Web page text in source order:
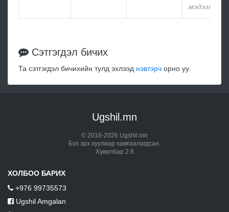
Сэтгэгдэл бичих
Та сэтгэгдэл бичихийн тулд эхлээд нэвтэрч орно уу.
Ugshil.mn
© 2018-2026 Ugshil.mn
Бүх эрх хуулиар хамгаалагдсан.
Хувилбар 2.6
ХОЛБОО БАРИХ
+976 99735573
Ugshil Amgalan